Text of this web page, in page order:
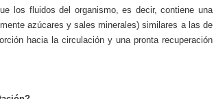
los fluidos del organismo, es decir, contiene una
azúcares y sales minerales) similares a las de
hacia la circulación y una pronta recuperación